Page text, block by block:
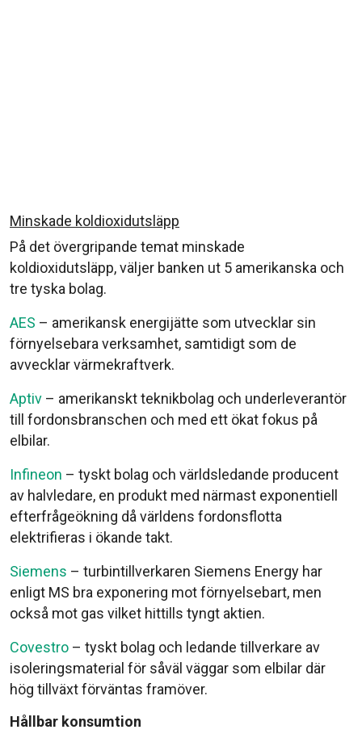
Minskade koldioxidutsläpp
På det övergripande temat minskade
koldioxidutsläpp, väljer banken ut 5 amerikanska och
tre tyska bolag.
AES – amerikansk energijätte som utvecklar sin
förnyelsebara verksamhet, samtidigt som de
avvecklar värmekraftverk.
Aptiv – amerikanskt teknikbolag och underleverantör
till fordonsbranschen och med ett ökat fokus på
elbilar.
Infineon – tyskt bolag och världsledande producent
av halvledare, en produkt med närmast exponentiell
efterfrågeökning då världens fordonsflotta
elektrifieras i ökande takt.
Siemens – turbintillverkaren Siemens Energy har
enligt MS bra exponering mot förnyelsebart, men
också mot gas vilket hittills tyngt aktien.
Covestro – tyskt bolag och ledande tillverkare av
isoleringsmaterial för såväl väggar som elbilar där
hög tillväxt förväntas framöver.
Hållbar konsumtion